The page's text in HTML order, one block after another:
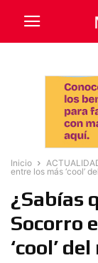
Inicio
entre los más ‘cool’
¿Sabías
Socorro
‘cool’